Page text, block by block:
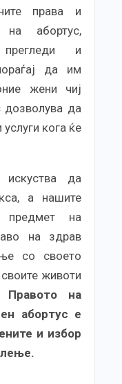
права и
на абортус,
прегледи и
да им
жени чиј
дозволува да
кога ќе
да
а нашите
предмет на
на здрав
со своето
животи
Правото на
абортус е
и избор